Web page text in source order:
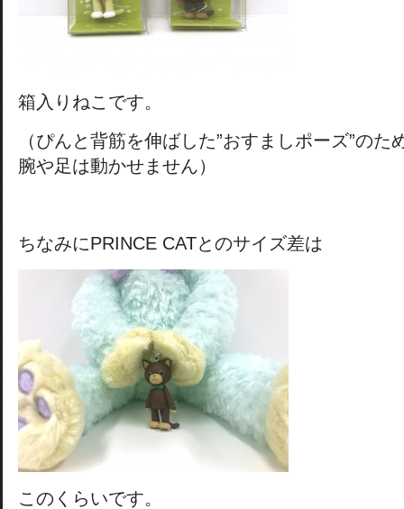
箱入りねこです。
（ぴんと背筋を伸ばした”おすましポーズ”のた
腕や足は動かせません）
ちなみにPRINCE CATとのサイズ差は
このくらいです。